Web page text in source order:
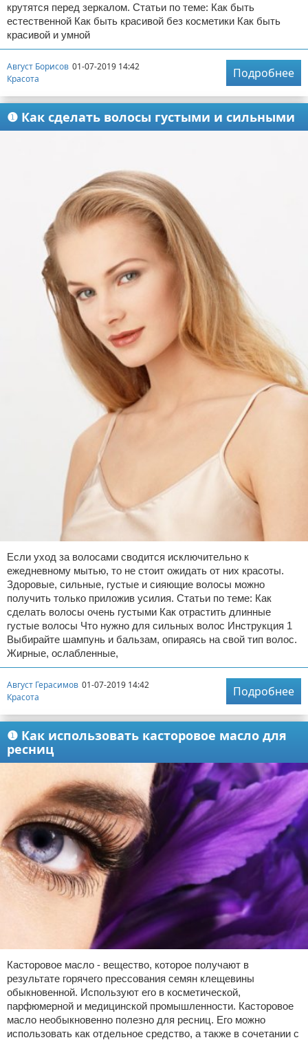
крутятся перед зеркалом. Статьи по теме: Как быть
естественной Как быть красивой без косметики Как быть
красивой и умной
Август Борисов 01-07-2019 14:42
Красота
Подробнее
❶ Как сделать волосы густыми и сильными
Если уход за волосами сводится исключительно к
ежедневному мытью, то не стоит ожидать от них красоты.
Здоровые, сильные, густые и сияющие волосы можно
получить только приложив усилия. Статьи по теме: Как
сделать волосы очень густыми Как отрастить длинные
густые волосы Что нужно для сильных волос Инструкция 1
Выбирайте шампунь и бальзам, опираясь на свой тип волос.
Жирные, ослабленные,
Август Герасимов 01-07-2019 14:42
Красота
Подробнее
❶ Как использовать касторовое масло для
ресниц
Касторовое масло - вещество, которое получают в
результате горячего прессования семян клещевины
обыкновенной. Используют его в косметической,
парфюмерной и медицинской промышленности. Касторовое
масло необыкновенно полезно для ресниц. Его можно
использовать как отдельное средство, а также в сочетании с